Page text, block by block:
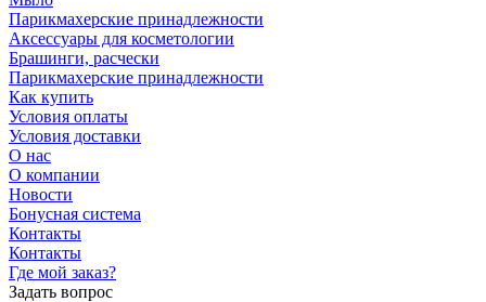
Парикмахерские принадлежности
Аксессуары для косметологии
Брашинги, расчески
Парикмахерские принадлежности
Как купить
Условия оплаты
Условия доставки
О нас
О компании
Новости
Бонусная система
Контакты
Контакты
Где мой заказ?
Задать вопрос